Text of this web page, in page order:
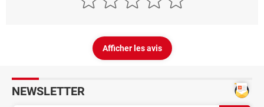
Afficher les avis
NEWSLETTER